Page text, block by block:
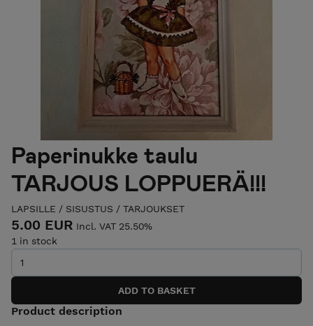
Paperinukke taulu
TARJOUS LOPPUERÄ!!!
LAPSILLE / SISUSTUS / TARJOUKSET
5.00 EUR Incl. VAT 25.50%
1 in stock
Product description